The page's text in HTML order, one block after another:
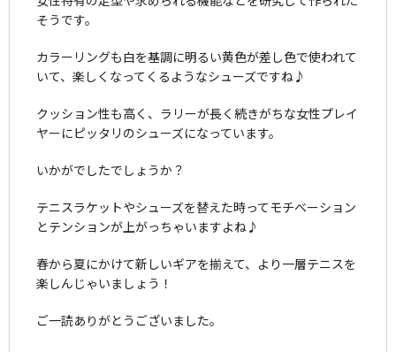
そうです。
カラーリングも白を基調に明るい黄色が差し色で使われて
いて、楽しくなってくるようなシューズですね♪
クッション性も高く、ラリーが長く続きがちな女性プレイ
ヤーにピッタリのシューズになっています。
いかがでしたでしょうか？
テニスラケットやシューズを替えた時ってモチベーション
とテンションが上がっちゃいますよね♪
春から夏にかけて新しいギアを揃えて、より一層テニスを
楽しんじゃいましょう！
ご一読ありがとうございました。